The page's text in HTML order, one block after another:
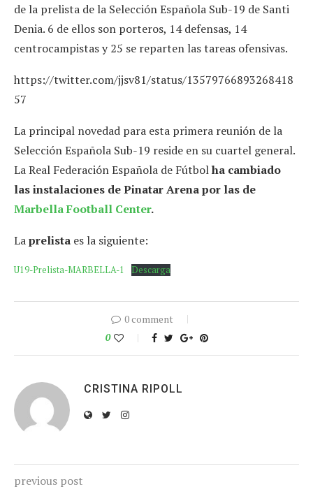
de la prelista de la Selección Española Sub-19 de Santi
Denia. 6 de ellos son porteros, 14 defensas, 14
centrocampistas y 25 se reparten las tareas ofensivas.
https://twitter.com/jjsv81/status/13579766893268418
57
La principal novedad para esta primera reunión de la
Selección Española Sub-19 reside en su cuartel general.
La Real Federación Española de Fútbolha cambiado
las instalaciones de Pinatar Arena por las de
Marbella Football Center.
Laprelista es la siguiente:
U19-Prelista-MARBELLA-1 Descarga
0 comment
0
CRISTINA RIPOLL
previous post